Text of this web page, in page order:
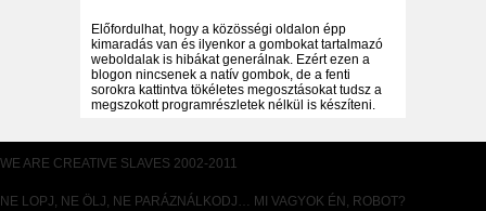
Előfordulhat, hogy a közösségi oldalon épp
kimaradás van és ilyenkor a gombokat tartalmazó
weboldalak is hibákat generálnak. Ezért ezen a
blogon nincsenek a natív gombok, de a fenti
sorokra kattintva tökéletes megosztásokat tudsz a
megszokott programrészletek nélkül is készíteni.
WE ARE CREATIVE SLAVES 2002-2011
NE LOPJ, NE ÖLJ, NE PARÁZNÁLKODJ… MI VAGYOK ÉN, ROBOT?